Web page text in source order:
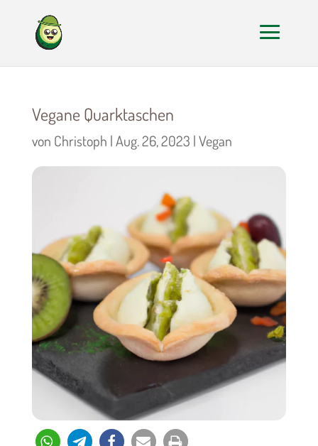
Vegane Quarktaschen
von Christoph |Aug. 26, 2023 |Vegan